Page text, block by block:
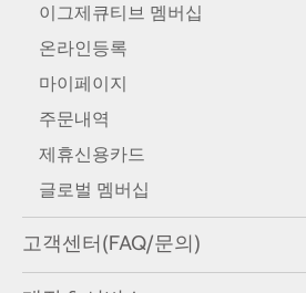
이그제큐티브 멤버십
온라인등록
마이페이지
주문내역
제휴신용카드
글로벌 멤버십
고객센터(FAQ/문의)